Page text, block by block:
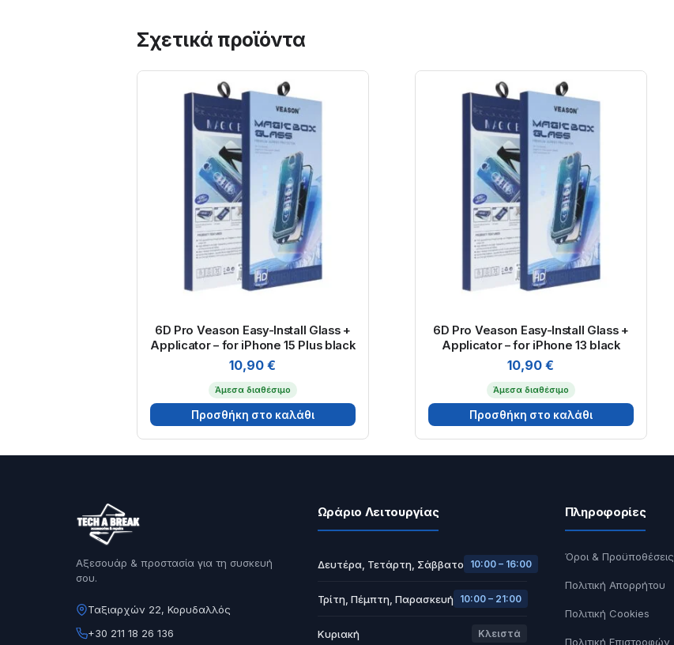
Σχετικά προϊόντα
6D Pro Veason Easy-Install Glass +
Applicator – for iPhone 15 Plus black
10,90€
Άμεσα διαθέσιμο
Προσθήκη στο καλάθι
6D Pro Veason Easy-Install Glass +
Applicator – for iPhone 13 black
10,90€
Άμεσα διαθέσιμο
Προσθήκη στο καλάθι
Αξεσουάρ & προστασία για τη συσκευή
σου.
Ταξιαρχών 22, Κορυδαλλός
+30 211 18 26 136
Ωράριο Λειτουργίας
Δευτέρα, Τετάρτη, Σάββατο 10:00 – 16:00
Τρίτη, Πέμπτη, Παρασκευή 10:00 – 21:00
Κυριακή Κλειστά
Πληροφορίες
Όροι & Προϋποθέσεις
Πολιτική Απορρήτου
Πολιτική Cookies
Πολιτική Επιστροφών